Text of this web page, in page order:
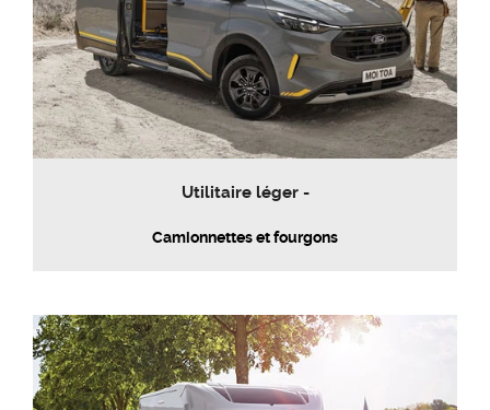
Utilitaire léger -
Camionnettes et fourgons